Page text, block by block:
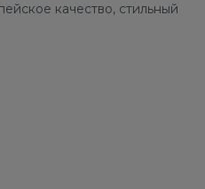
качество, стильный